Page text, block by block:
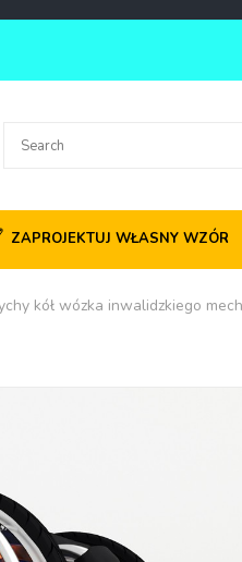
ZAPROJEKTUJ WŁASNY WZÓR
kół wózka inwalidzkiego